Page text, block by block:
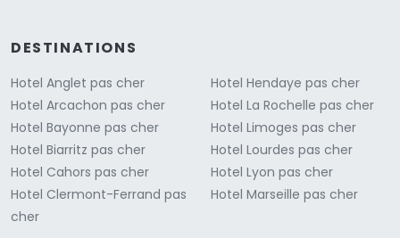
DESTINATIONS
Hotel Anglet pas cher
Hotel Arcachon pas cher
Hotel Bayonne pas cher
Hotel Biarritz pas cher
Hotel Cahors pas cher
Hotel Clermont-Ferrand pas
cher
Hotel Hendaye pas cher
Hotel La Rochelle pas cher
Hotel Limoges pas cher
Hotel Lourdes pas cher
Hotel Lyon pas cher
Hotel Marseille pas cher